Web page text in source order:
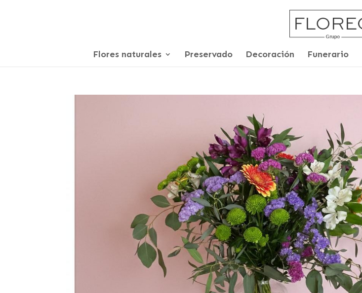
Flores naturales Preservado Decoración Funerario